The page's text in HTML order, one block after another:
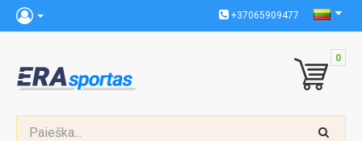
+37065909477
0